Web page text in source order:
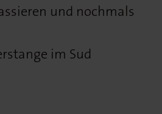
und nochmals
im Sud